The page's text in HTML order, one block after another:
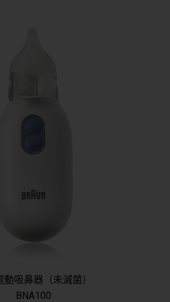
動吸鼻器（未滅菌）
BNA100